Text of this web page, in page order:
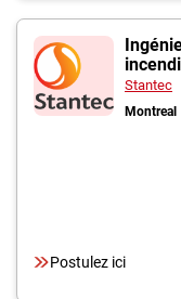
Stantec
Montreal
Postulez ici